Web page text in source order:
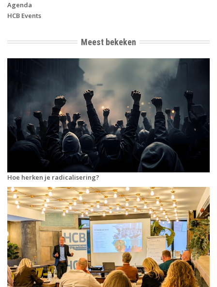
Agenda
HCB Events
Meest bekeken
Hoe herken je radicalisering?